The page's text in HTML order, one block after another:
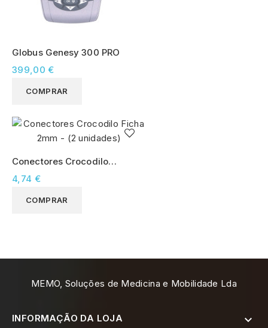
Globus Genesy 300 PRO
399,00 €
COMPRAR
Conectores Crocodilo
Ficha 2mm - (2 unidades)
4,74 €
COMPRAR
MEMO, Soluções de Medicina e Mobilidade Lda
INFORMAÇÃO DA LOJA 